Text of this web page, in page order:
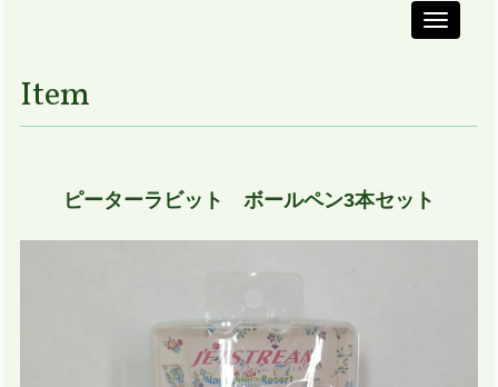
Toggle
Item
ピーターラビット ボールペン3本セット